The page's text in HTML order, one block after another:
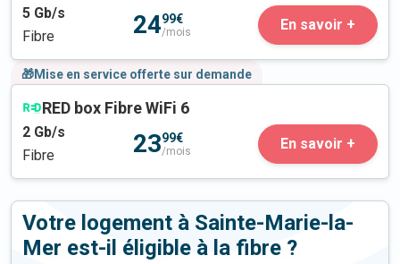
5 Gb/s
Fibre
2499€
/mois En savoir +
🎁Mise en service offerte sur demande
RED box Fibre WiFi 6
2 Gb/s
Fibre
2399€
/mois En savoir +
Votre logement à Sainte-Marie-la-
Mer est-il éligible à la fibre ?